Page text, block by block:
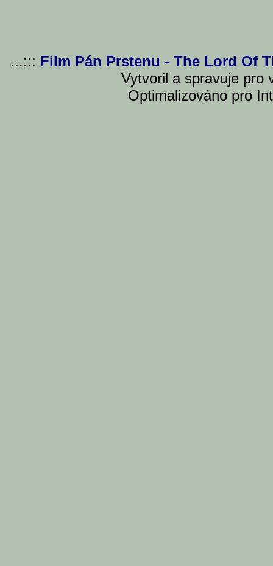
...::: Film Pán Prstenu - The Lord Of
Vytvoril a spravuje pro
Optimalizováno pro